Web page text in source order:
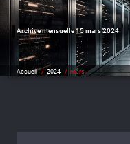
Archive mensuelle 15 mars 2024
Accueil/ 2024 / mars